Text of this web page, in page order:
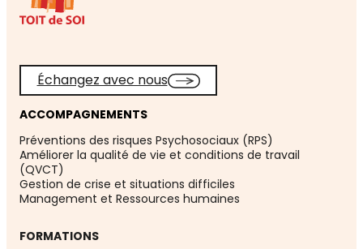
Échangez avec nous
ACCOMPAGNEMENTS
Préventions des risques Psychosociaux (RPS)
Améliorer la qualité de vie et conditions de travail
(QVCT)
Gestion de crise et situations difficiles
Management et Ressources humaines
FORMATIONS